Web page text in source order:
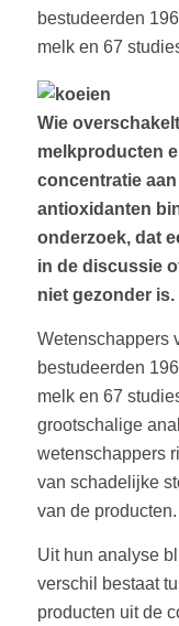
bestudeerden
melk en 67
Wie
melkproducten
concentratie
antioxidanten
onderzoek, dat
in de discussie
niet gezonder is.
Wetenschappers
bestudeerden
melk en 67
grootschalige
wetenschappers
van schadelijke
van de producten.
Uit hun analyse
verschil bestaat
producten uit de